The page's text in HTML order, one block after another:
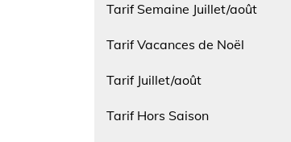
Tarif Semaine Juillet/août
Tarif Vacances de Noël
Tarif Juillet/août
Tarif Hors Saison